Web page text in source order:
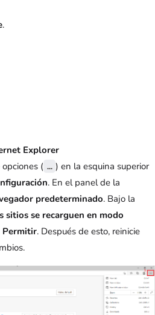
.
Explorer
( … ) en la esquina superior
. En el panel de la
predeterminado. Bajo la
sitios se recarguen en modo
Permitir. Después de esto, reinicie